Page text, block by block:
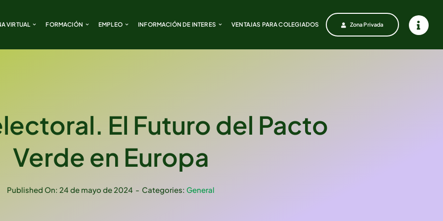
VIRTUAL FORMACIÓN EMPLEO INFORMACIÓN DE INTERES VENTAJAS PARA COLEGIADOS Zona Privada
VIRTUAL FORMACIÓN EMPLEO INFORMACIÓN DE INTERES VENTAJAS PARA COLEGIADOS Zona Privada
El Futuro del Pacto
Verde en Europa
Published On: 24 de mayo de 2024 - Categories: General